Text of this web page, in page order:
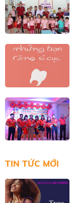
TIN TỨC MỚI